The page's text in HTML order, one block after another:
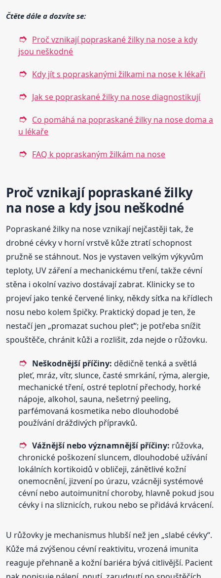
Čtěte dále a dozvíte se:
Proč vznikají popraskané žilky na nose a kdy
jsou neškodné
Kdy jít s popraskanými žilkami na nose k lékaři
Jak se popraskané žilky na nose diagnostikují
Co pomáhá na popraskané žilky na nose doma a
u lékaře
FAQ k popraskaným žilkám na nose
Proč vznikají popraskané žilky
na nose a kdy jsou neškodné
Popraskané žilky na nose vznikají nejčastěji tak, že
drobné cévky v horní vrstvě kůže ztratí schopnost
pružně se stáhnout. Nos je vystaven velkým výkyvům
teploty, UV záření a mechanickému tření, takže cévní
stěna i okolní vazivo dostávají zabrat. Klinicky se to
projeví jako tenké červené linky, někdy síťka na křídlech
nosu nebo kolem špičky. Praktický dopad je ten, že
nestačí jen „promazat suchou pleť“; je potřeba snížit
spouštěče, chránit kůži a rozlišit, zda nejde o růžovku.
Neškodnější příčiny: dědičně tenká a světlá
pleť, mráz, vítr, slunce, časté smrkání, rýma, alergie,
mechanické tření, ostré teplotní přechody, horké
nápoje, alkohol, sauna, nešetrný peeling,
parfémovaná kosmetika nebo dlouhodobé
používání dráždivých přípravků.
Vážnější nebo významnější příčiny: růžovka,
chronické poškození sluncem, dlouhodobé užívání
lokálních kortikoidů v obličeji, zánětlivé kožní
onemocnění, jizvení po úrazu, vzácněji systémové
cévní nebo autoimunitní choroby, hlavně pokud jsou
cévky i na sliznicích, rukou nebo se přidává krvácení.
U růžovky je mechanismus hlubší než jen „slabé cévky“.
Kůže má zvýšenou cévní reaktivitu, vrozená imunita
reaguje přehnaně a kožní bariéra bývá citlivější. Pacient